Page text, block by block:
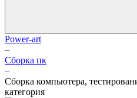
Power-art
–
Сборка пк
–
Сборка компьютера,
категория